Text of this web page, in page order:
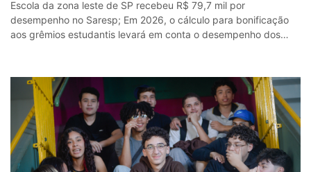
Escola da zona leste de SP recebeu R$ 79,7 mil por
desempenho no Saresp; Em 2026, o cálculo para bonificação
aos grêmios estudantis levará em conta o desempenho dos